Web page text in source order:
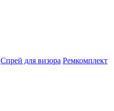
Спрей для визора Ремкомплект